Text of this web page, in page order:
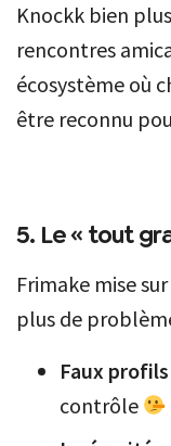
Knockk bien
rencontres
écosystème où
être reconnu
5. Le « tout
Frimake mise
plus de
Faux profils
contrôle